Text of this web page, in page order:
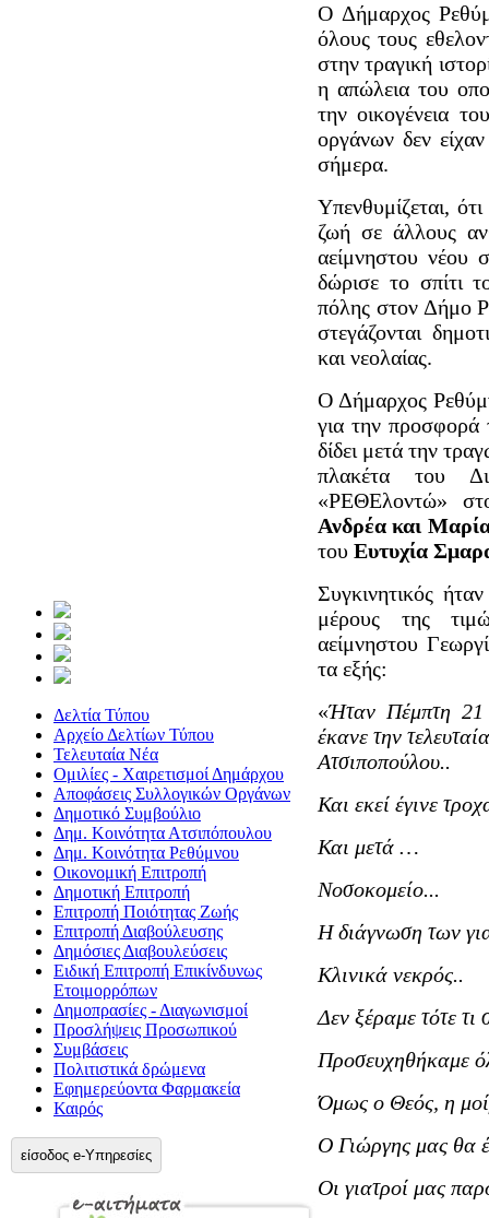
Δελτία Τύπου
Αρχείο Δελτίων Τύπου
Τελευταία Νέα
Ομιλίες - Χαιρετισμοί Δημάρχου
Αποφάσεις Συλλογικών Οργάνων
Δημοτικό Συμβούλιο
Δημ. Κοινότητα Ατσιπόπουλου
Δημ. Κοινότητα Ρεθύμνου
Οικονομική Επιτροπή
Δημοτική Επιτροπή
Επιτροπή Ποιότητας Ζωής
Επιτροπή Διαβούλευσης
Δημόσιες Διαβουλεύσεις
Ειδική Επιτροπή Επικίνδυνως
Ετοιμορρόπων
Δημοπρασίες - Διαγωνισμοί
Προσλήψεις Προσωπικού
Συμβάσεις
Πολιτιστικά δρώμενα
Εφημερεύοντα Φαρμακεία
Καιρός
είσοδος e-Υπηρεσίες
Ο Δήμαρχος
όλους τους
στην τραγική
η απώλεια του
την οικογένεια
οργάνων δεν
σήμερα.
Υπενθυμίζεται,
ζωή σε άλλους
αείμνηστου νέου
δώρισε το σπίτι
πόλης στον Δήμο
στεγάζονται
και νεολαίας.
Ο Δήμαρχος
για την προσφορά
δίδει μετά την
πλακέτα του
«ΡΕΘΕλοντώ»
Ανδρέα και
του Ευτυχία
Συγκινητικός
μέρους της
αείμνηστου
τα εξής:
«Ήταν Πέμπτη 21
έκανε την
Ατσιποπούλου..
Και εκεί έγινε
Και μετά …
Νοσοκομείο...
Η διάγνωση των
Κλινικά νεκρός..
Δεν ξέραμε τότε τι
Προσευχηθήκαμε
Όμως ο Θεός, η
Ο Γιώργης μας θα
Οι γιατροί μας